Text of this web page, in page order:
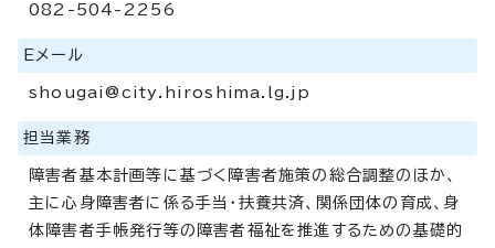
082-504-2256
Eメール
shougai@city.hiroshima.lg.jp
担当業務
障害者基本計画等に基づく障害者施策の総合調整のほか、
主に心身障害者に係る手当・扶養共済、関係団体の育成、身
体障害者手帳発行等の障害者福祉を推進するための基礎的